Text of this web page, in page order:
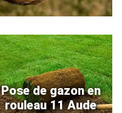
Pose de gazon en
rouleau 11 Aude